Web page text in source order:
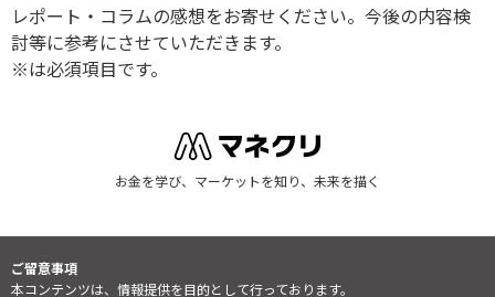
レポート・コラムの感想をお寄せください。今後の内容検
討等に参考にさせていただきます。
※は必須項目です。
お金を学び、マーケットを知り、未来を描く
ご留意事項
本コンテンツは、情報提供を目的として行っております。